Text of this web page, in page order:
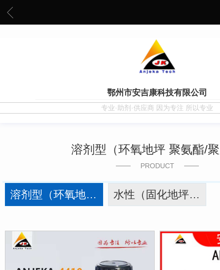
鄂州市安吉康科技有限公司
专业·助剂·供应商 因为专注 所以专业
溶剂型（环氧地坪 聚氨酯/
PRODUCT
溶剂型（环氧地坪 聚氨酯/聚脲） 水性（固化地坪 双组份环氧 双组份聚氨酯）